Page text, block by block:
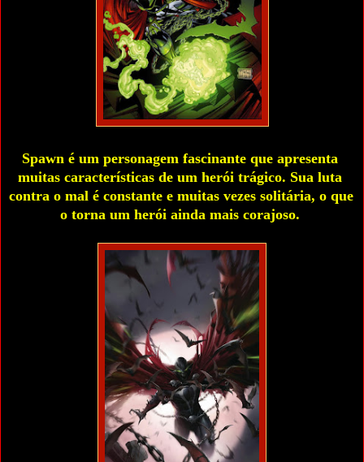
Spawn é um personagem fascinante que apresenta
muitas características de um herói trágico. Sua luta
contra o mal é constante e muitas vezes solitária, o que
o torna um herói ainda mais corajoso.